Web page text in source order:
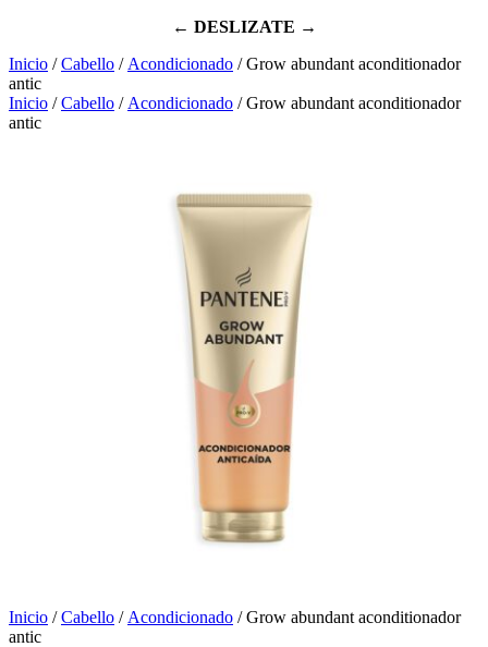
← DESLIZATE →
Inicio /Cabello / Acondicionado / Grow abundant aconditionador
antic
Inicio /Cabello / Acondicionado / Grow abundant aconditionador
antic
Inicio /Cabello / Acondicionado / Grow abundant aconditionador
antic